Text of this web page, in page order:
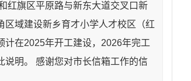
红旗区平原路与新东大道交叉口新
域建设新乡育才小学人才校区（红
计在2025年开工建设，2026年完工
说明。 感谢您对市长信箱工作的信